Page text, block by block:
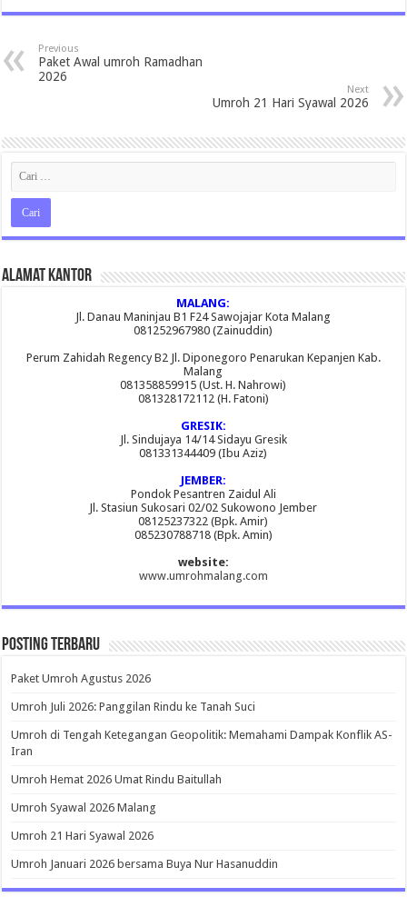
Previous
Paket Awal umroh Ramadhan
2026
Next
Umroh 21 Hari Syawal 2026
Alamat Kantor
MALANG:
Jl. Danau Maninjau B1 F24 Sawojajar Kota Malang
081252967980 (Zainuddin)
Perum Zahidah Regency B2 Jl. Diponegoro Penarukan Kepanjen Kab.
Malang
081358859915 (Ust. H. Nahrowi)
081328172112 (H. Fatoni)
GRESIK:
Jl. Sindujaya 14/14 Sidayu Gresik
081331344409 (Ibu Aziz)
JEMBER:
Pondok Pesantren Zaidul Ali
Jl. Stasiun Sukosari 02/02 Sukowono Jember
08125237322 (Bpk. Amir)
085230788718 (Bpk. Amin)
website:
www.umrohmalang.com
Posting Terbaru
Paket Umroh Agustus 2026
Umroh Juli 2026: Panggilan Rindu ke Tanah Suci
Umroh di Tengah Ketegangan Geopolitik: Memahami Dampak Konflik AS-
Iran
Umroh Hemat 2026 Umat Rindu Baitullah
Umroh Syawal 2026 Malang
Umroh 21 Hari Syawal 2026
Umroh Januari 2026 bersama Buya Nur Hasanuddin